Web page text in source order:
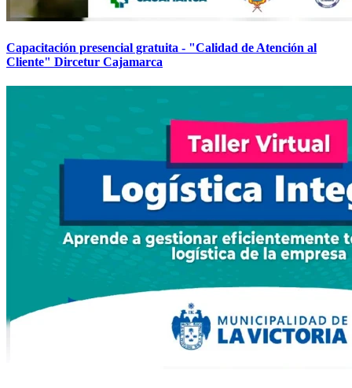
Capacitación presencial gratuita - "Calidad de Atención al
Cliente" Dircetur Cajamarca